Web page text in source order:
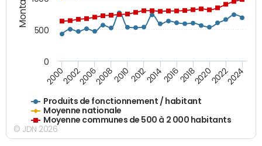
Produits de fonctionnement / habitant
Moyenne nationale
Moyenne communes de 500 à 2 000 habitants
200020022006200820102012201420162018202020222024
500
0
© JDN 2026